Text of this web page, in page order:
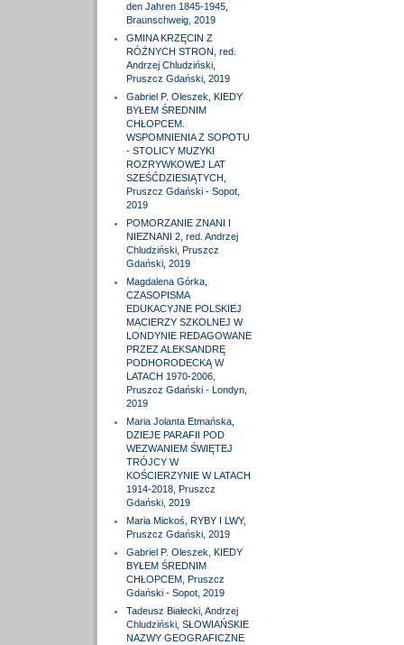
den Jahren 1845-1945,
Braunschweig, 2019
GMINA KRZĘCIN Z
RÓŻNYCH STRON, red.
Andrzej Chludziński,
Pruszcz Gdański, 2019
Gabriel P. Oleszek, KIEDY
BYŁEM ŚREDNIM
CHŁOPCEM.
WSPOMNIENIA Z SOPOTU
- STOLICY MUZYKI
ROZRYWKOWEJ LAT
SZEŚĆDZIESIĄTYCH,
Pruszcz Gdański - Sopot,
2019
POMORZANIE ZNANI I
NIEZNANI 2, red. Andrzej
Chludziński, Pruszcz
Gdański, 2019
Magdalena Górka,
CZASOPISMA
EDUKACYJNE POLSKIEJ
MACIERZY SZKOLNEJ W
LONDYNIE REDAGOWANE
PRZEZ ALEKSANDRĘ
PODHORODECKĄ W
LATACH 1970-2006,
Pruszcz Gdański - Londyn,
2019
Maria Jolanta Etmańska,
DZIEJE PARAFII POD
WEZWANIEM ŚWIĘTEJ
TRÓJCY W
KOŚCIERZYNIE W LATACH
1914-2018, Pruszcz
Gdański, 2019
Maria Mickoś, RYBY I LWY,
Pruszcz Gdański, 2019
Gabriel P. Oleszek, KIEDY
BYŁEM ŚREDNIM
CHŁOPCEM, Pruszcz
Gdański - Sopot, 2019
Tadeusz Białecki, Andrzej
Chludziński, SŁOWIAŃSKIE
NAZWY GEOGRAFICZNE